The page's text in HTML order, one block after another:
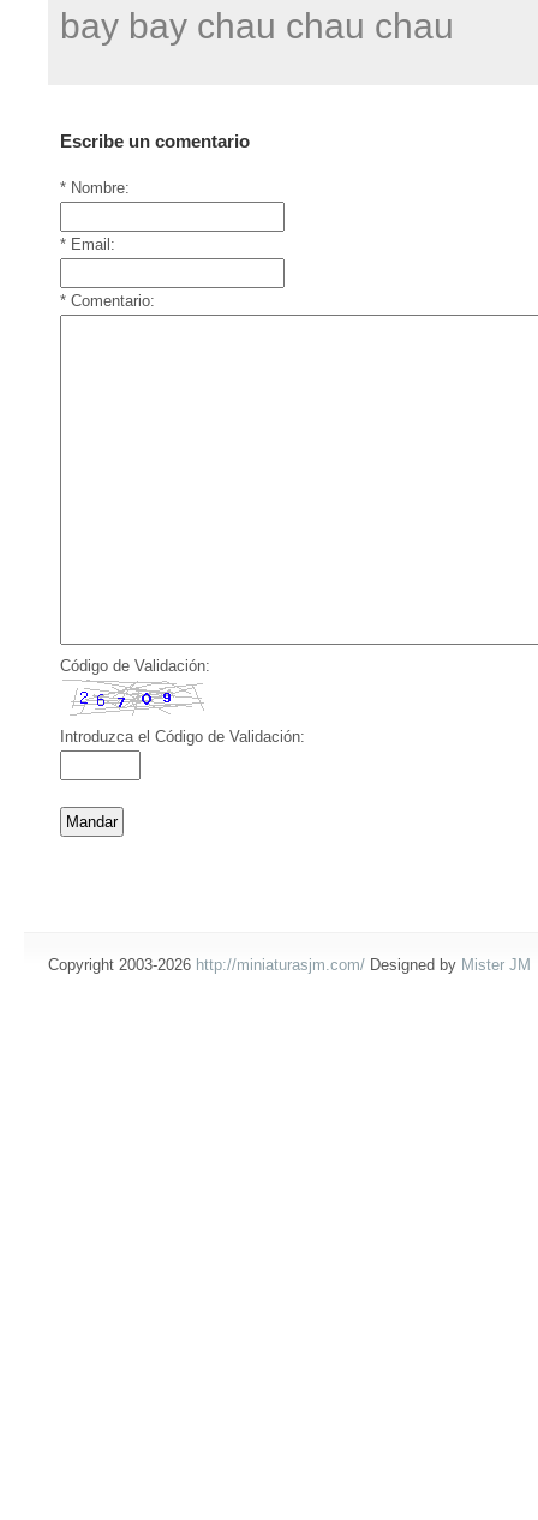
bay bay chau chau chau
Escribe un comentario
* Nombre:
* Email:
* Comentario:
Código de Validación:
Introduzca el Código de Validación:
Copyright 2003-2026 http://miniaturasjm.com/ Designed by Mister JM